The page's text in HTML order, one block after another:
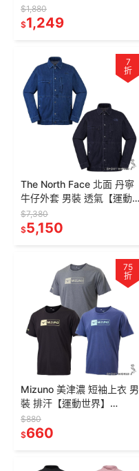
界】
K1GA250012/K1GA25001
$1,880
$1,249
7
折
The North Face 北面 丹寧
牛仔外套 男裝 透氣【運動
世界】
NF0A8FZNDG4/NF0A8FZ
NDG7
$7,380
$5,150
75
折
Mizuno 美津濃 短袖上衣 男
裝 排汗【運動世界】
32TAC00106/32TAC0010
9/32TAC00112
$880
$660